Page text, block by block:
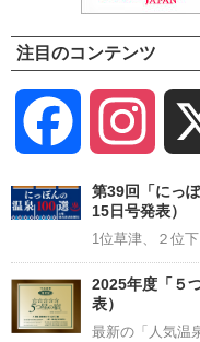
注目のコンテンツ
Facebook
第39回「にっ
15日号発表）
1位草津、２位
2025年度「５
表）
最新の「人気温